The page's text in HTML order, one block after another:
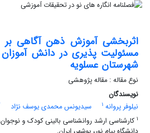
اثربخشی آموزش ذهن‏ آگاهی بر
مسئولیت ‏پذیری در دانش ‏آموزان
شهرستان عسلویه
نوع مقاله : مقاله پژوهشی
نویسندگان
نیلوفر پروانه 1 سیدیونس محمدی یوسف ‏نژاد
1 کارشناسی ارشد روانشناسی بالینی کودک و